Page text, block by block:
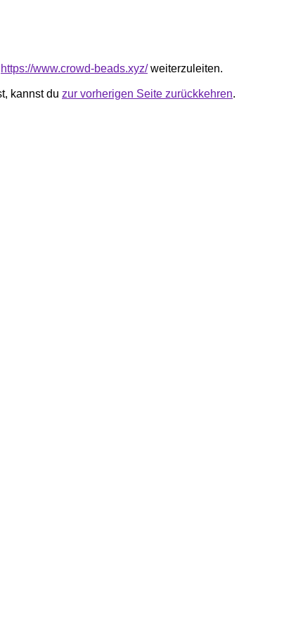
https://www.crowd-beads.xyz/weiterzuleiten.
kannst du zur vorherigen Seite zurückkehren.